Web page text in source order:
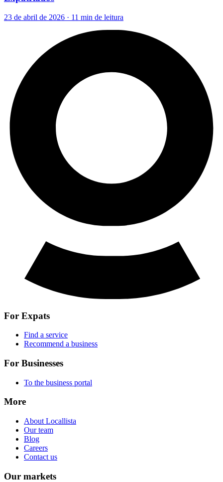
23 de abril de 2026 · 11 min de leitura
For Expats
Find a service
Recommend a business
For Businesses
To the business portal
More
About Locallista
Our team
Blog
Careers
Contact us
Our markets